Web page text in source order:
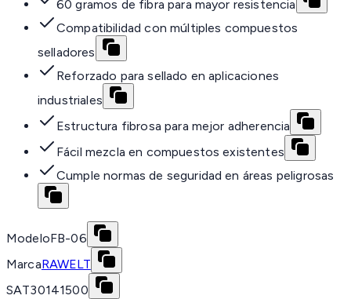
60 gramos de fibra para mayor resistencia
Compatibilidad con múltiples compuestos
selladores
Reforzado para sellado en aplicaciones
industriales
Estructura fibrosa para mejor adherencia
Fácil mezcla en compuestos existentes
Cumple normas de seguridad en áreas peligrosas
ModeloFB-06
MarcaRAWELT
SAT30141500